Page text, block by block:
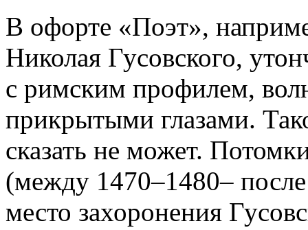
В офорте «Поэт»,
Николая Гусовского,
с римским профилем,
прикрытыми глазами.
сказать не может.
(между 1470–1480–
место захоронения